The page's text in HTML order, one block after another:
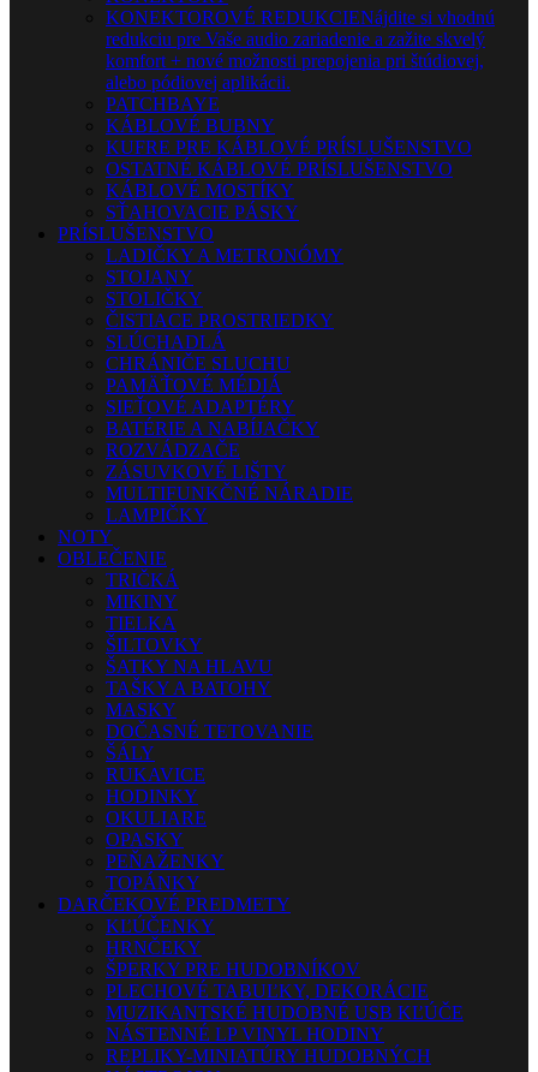
KONEKTOROVÉ REDUKCIENájdite si vhodnú
redukciu pre Vaše audio zariadenie a zažite skvelý
komfort + nové možnosti prepojenia pri štúdiovej,
alebo pódiovej aplikácii.
PATCHBAYE
KÁBLOVÉ BUBNY
KUFRE PRE KÁBLOVÉ PRÍSLUŠENSTVO
OSTATNÉ KÁBLOVÉ PRÍSLUŠENSTVO
KÁBLOVÉ MOSTÍKY
SŤAHOVACIE PÁSKY
PRÍSLUŠENSTVO
LADIČKY A METRONÓMY
STOJANY
STOLIČKY
ČISTIACE PROSTRIEDKY
SLÚCHADLÁ
CHRÁNIČE SLUCHU
PAMÄŤOVÉ MÉDIÁ
SIEŤOVÉ ADAPTÉRY
BATÉRIE A NABÍJAČKY
ROZVÁDZAČE
ZÁSUVKOVÉ LIŠTY
MULTIFUNKČNÉ NÁRADIE
LAMPIČKY
NOTY
OBLEČENIE
TRIČKÁ
MIKINY
TIELKA
ŠILTOVKY
ŠATKY NA HLAVU
TAŠKY A BATOHY
MASKY
DOČASNÉ TETOVANIE
ŠÁLY
RUKAVICE
HODINKY
OKULIARE
OPASKY
PEŇAŽENKY
TOPÁNKY
DARČEKOVÉ PREDMETY
KĽÚČENKY
HRNČEKY
ŠPERKY PRE HUDOBNÍKOV
PLECHOVÉ TABUĽKY, DEKORÁCIE
MUZIKANTSKÉ HUDOBNÉ USB KĽÚČE
NÁSTENNÉ LP VINYL HODINY
REPLIKY-MINIATÚRY HUDOBNÝCH